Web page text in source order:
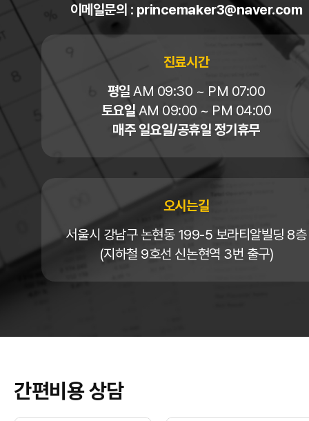
이메일문의 : princemaker3@naver.com
진료시간
평일 AM 09:30 ~ PM 07:00
토요일 AM 09:00 ~ PM 04:00
매주 일요일/공휴일 정기휴무
오시는길
서울시 강남구 논현동 199-5 보라티알빌딩 8층
(지하철 9호선 신논현역 3번 출구)
간편비용 상담